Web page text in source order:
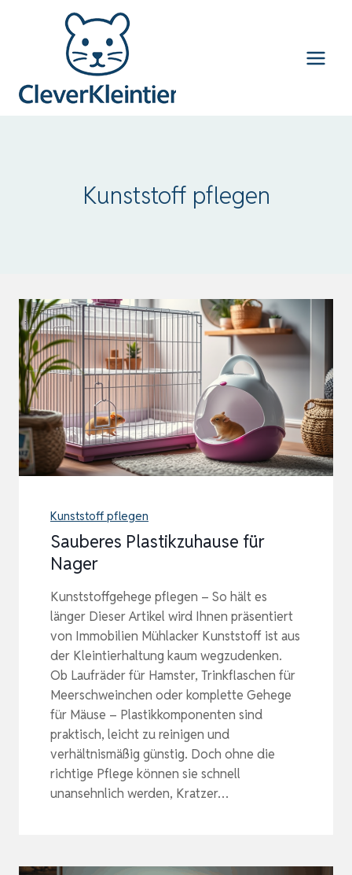
Kunststoff pflegen
Kunststoff pflegen
Sauberes Plastikzuhause für
Nager
Kunststoffgehege pflegen – So hält es
länger Dieser Artikel wird Ihnen präsentiert
von Immobilien Mühlacker Kunststoff ist aus
der Kleintierhaltung kaum wegzudenken.
Ob Laufräder für Hamster, Trinkflaschen für
Meerschweinchen oder komplette Gehege
für Mäuse – Plastikkomponenten sind
praktisch, leicht zu reinigen und
verhältnismäßig günstig. Doch ohne die
richtige Pflege können sie schnell
unansehnlich werden, Kratzer…